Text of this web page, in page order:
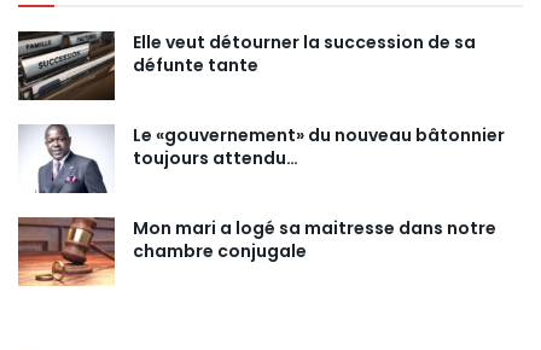
Elle veut détourner la succession de sa
défunte tante
Le «gouvernement» du nouveau bâtonnier
toujours attendu…
Mon mari a logé sa maitresse dans notre
chambre conjugale